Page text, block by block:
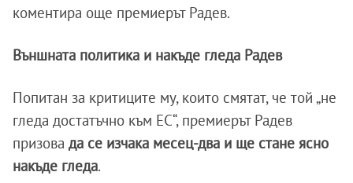
коментира още премиерът Радев.
Външната политика и накъде гледа Радев
Попитан за критиците му, които смятат, че той „не
гледа достатъчно към ЕС“, премиерът Радев
призова да се изчака месец-два и ще стане ясно
накъде гледа.